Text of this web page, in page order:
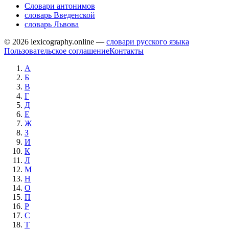
Словари антонимов
словарь Введенской
словарь Львова
© 2026 lexicography.online — словари русского языка
Пользовательское соглашениеКонтакты
А
Б
В
Г
Д
Е
Ж
З
И
К
Л
М
Н
О
П
Р
С
Т